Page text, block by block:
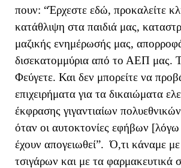
πουν: “Έρχεστε εδώ, προκαλείτε
κατάθλιψη στα παιδιά μας,
μαζικής ενημέρωσής μας,
δισεκατομμύρια από το ΑΕΠ μας.
Φεύγετε. Και δεν μπορείτε να
επιχειρήματα για τα δικαιώματα
έκφρασης γιγαντιαίων
όταν οι αυτοκτονίες εφήβων
έχουν απογειωθεί”. Ό,τι κάναμε με
τσιγάρων και με τα φαρμακευτικά